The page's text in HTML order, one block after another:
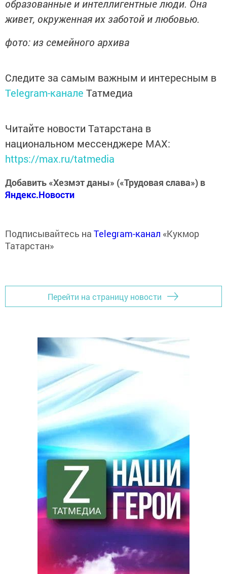
образованные и интеллигентные люди. Она
живет, окруженная их заботой и любовью.
фото: из семейного архива
Следите за самым важным и интересным в
Telegram-канале Татмедиа
Читайте новости Татарстана в
национальном мессенджере MАХ:
https://max.ru/tatmedia
Добавить «Хезмэт даны» («Трудовая слава») в
Яндекс.Новости
Подписывайтесь на Telegram-канал «Кукмор
Татарстан»
Перейти на страницу новости